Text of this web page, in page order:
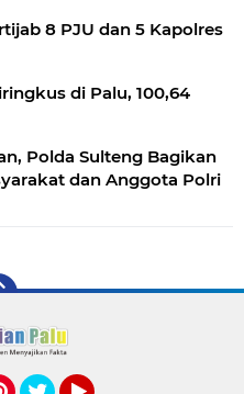
8 PJU dan 5 Kapolres
di Palu, 100,64
Polda Sulteng Bagikan
dan Anggota Polri